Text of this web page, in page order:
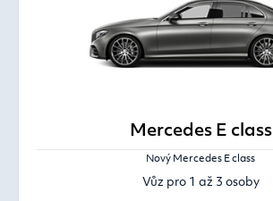
Mercedes E class
Nový Mercedes E class
Vůz pro 1 až 3 osoby